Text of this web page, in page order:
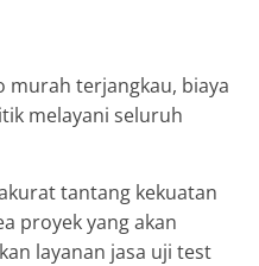
murah terjangkau, biaya
melayani seluruh
tantang kekuatan
proyek yang akan
layanan jasa uji test